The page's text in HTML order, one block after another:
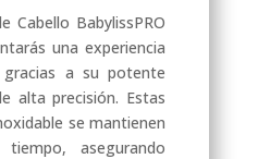
Cabello BabylissPRO
una experiencia
a su potente
alta precisión. Estas
se mantienen
asegurando